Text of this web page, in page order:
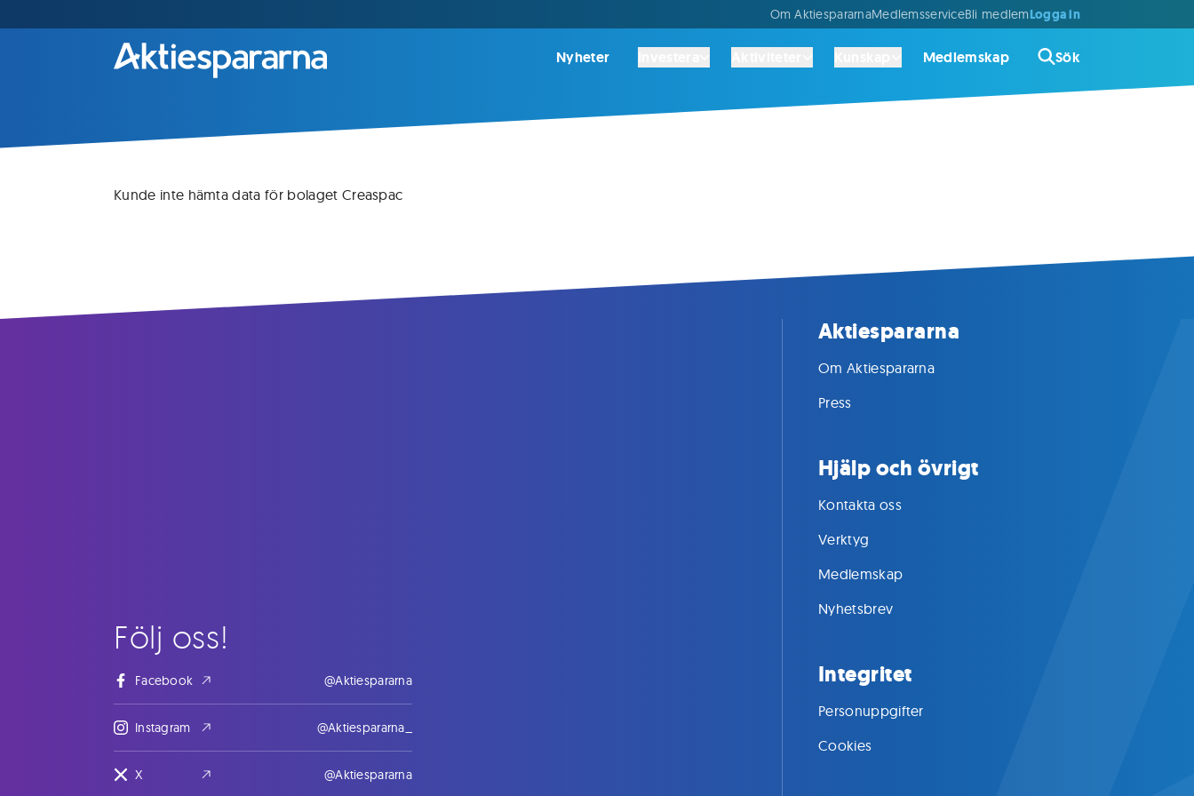
Om AktiespararnaMedlemsserviceBli medlemLogga in
Nyheter Medlemskap Sök
Kunde inte hämta data för bolaget Creaspac
Följ oss!
Facebook @Aktiespararna
Instagram @Aktiespararna_
X @Aktiespararna
Aktiespararna
Om Aktiespararna
Press
Hjälp och övrigt
Kontakta oss
Verktyg
Medlemskap
Nyhetsbrev
Integritet
Personuppgifter
Cookies